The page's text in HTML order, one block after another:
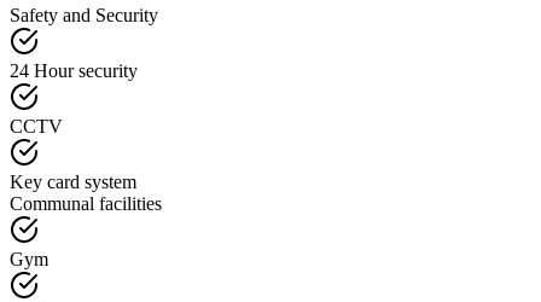
Safety and Security
24 Hour security
CCTV
Key card system
Communal facilities
Gym